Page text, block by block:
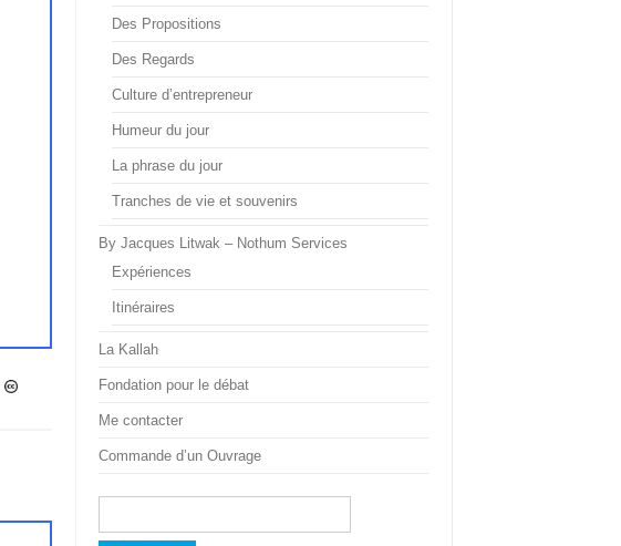
Des Propositions
Des Regards
Culture d’entrepreneur
Humeur du jour
La phrase du jour
Tranches de vie et souvenirs
By Jacques Litwak – Nothum Services
Expériences
Itinéraires
La Kallah
Fondation pour le débat
Me contacter
Commande d’un Ouvrage